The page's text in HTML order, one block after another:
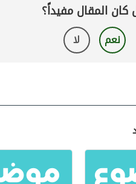
المقال مفيداً؟
نعم لا